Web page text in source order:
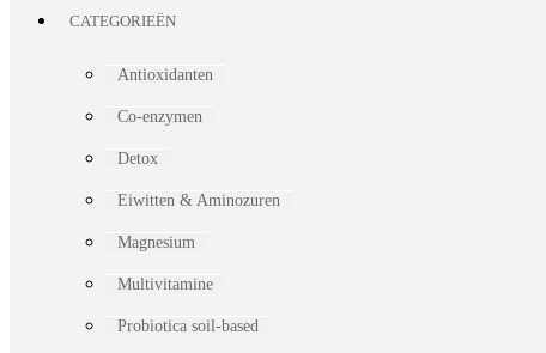
CATEGORIEËN
Antioxidanten
Co-enzymen
Detox
Eiwitten & Aminozuren
Magnesium
Multivitamine
Probiotica soil-based